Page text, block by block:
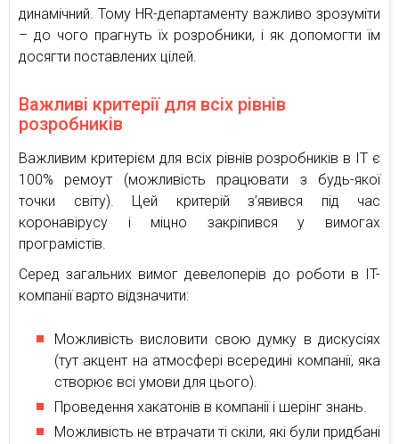
динамічний. Тому HR-департаменту важливо зрозуміти
– до чого прагнуть їх розробники, і як допомогти їм
досягти поставлених цілей.
Важливі критерії для всіх рівнів
розробників
Важливим критерієм для всіх рівнів розробників в IT є
100% ремоут (можливість працювати з будь-якої
точки світу). Цей критерій з’явився під час
коронавірусу і міцно закріпився у вимогах
програмістів.
Серед загальних вимог девелоперів до роботи в IT-
компанії варто відзначити:
Можливість висловити свою думку в дискусіях
(тут акцент на атмосфері всередині компанії, яка
створює всі умови для цього).
Проведення хакатонів в компанії і шерінг знань.
Можливість не втрачати ті скіли, які були придбані